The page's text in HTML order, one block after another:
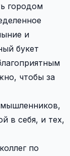
городом
и
букет
чтобы за
в себя, и тех,
по